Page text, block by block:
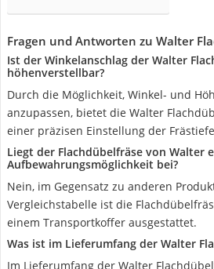
Fragen und Antworten zu Walter
Ist der Winkelanschlag der Walter
höhenverstellbar?
Durch die Möglichkeit, Winkel- und
anzupassen, bietet die Walter
einer präzisen Einstellung der
Liegt der Flachdübelfräse von Walter
Aufbewahrungsmöglichkeit bei?
Nein, im Gegensatz zu anderen
Vergleichstabelle ist die
einem Transportkoffer ausgestattet.
Was ist im Lieferumfang der Walter
Im Lieferumfang der Walter